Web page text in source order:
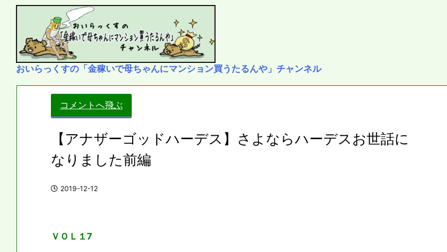
おいらっくすの「金稼いで母ちゃんにマンション買うたるんや」チャンネル
コメントへ飛ぶ
【アナザーゴッドハーデス】さよならハーデスお世話に
なりました前編
2019-12-12
ＶＯＬ１7